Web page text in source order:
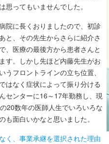
思ってもいませんでした。
院に長くおりましたので、初診
と、その先生からさらに紹介さ
、医療の最後方から患者さんと
す。しかし先ほど内藤先生がお
うフロントラインの立ち位置、
はなく症状によって振り分ける
センターに16～17年勤務し、現
20数年の医師人生でいろいろな
面白いかなと思いました。
、事業承継を選択された理由